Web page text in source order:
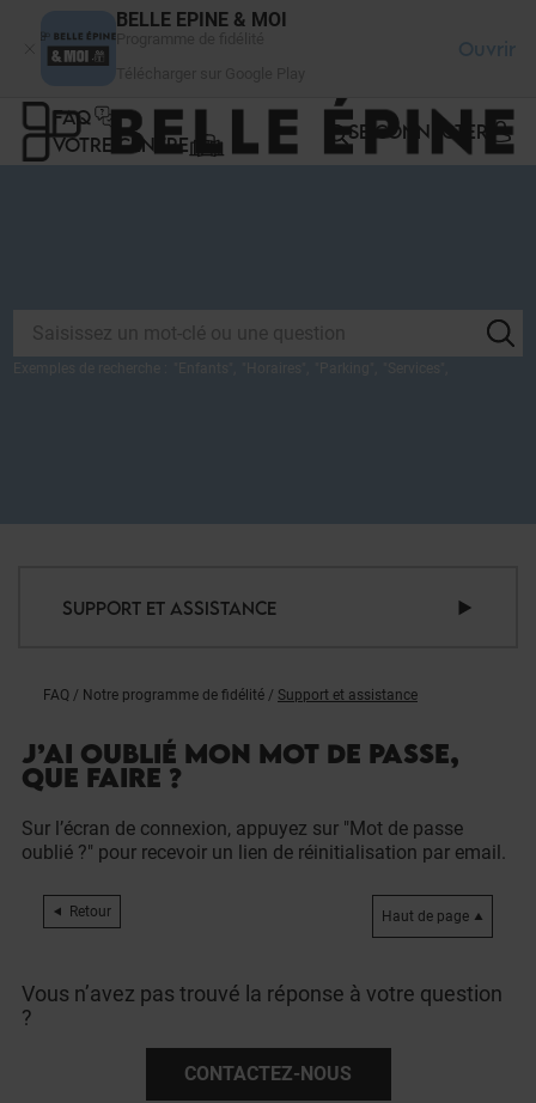
BELLE EPINE & MOI
Ouvrir
FAQ
VOTRE CENTRE
SE CONNECTER
SUPPORT ET ASSISTANCE
FAQ / Notre programme de fidélité / Support et assistance
J’AI OUBLIÉ MON MOT DE PASSE,
QUE FAIRE ?
Sur l’écran de connexion, appuyez sur "Mot de passe
oublié ?" pour recevoir un lien de réinitialisation par email.
Retour Haut de page
Vous n’avez pas trouvé la réponse à votre question
?
CONTACTEZ-NOUS
Panneau de gestion des cookies